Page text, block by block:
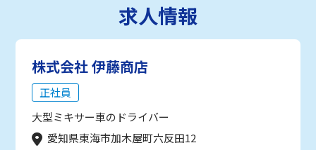
求人情報
株式会社 伊藤商店
正社員
大型ミキサー車のドライバー
愛知県東海市加木屋町六反田12